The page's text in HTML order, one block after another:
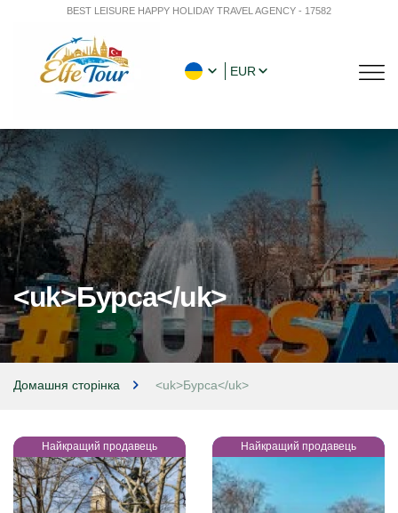
BEST LEISURE HAPPY HOLIDAY TRAVEL AGENCY - 17582
EUR
<uk>Бурса</uk>
Домашня сторінка <uk>Бурса</uk>
Найкращий продавець Найкращий продавець